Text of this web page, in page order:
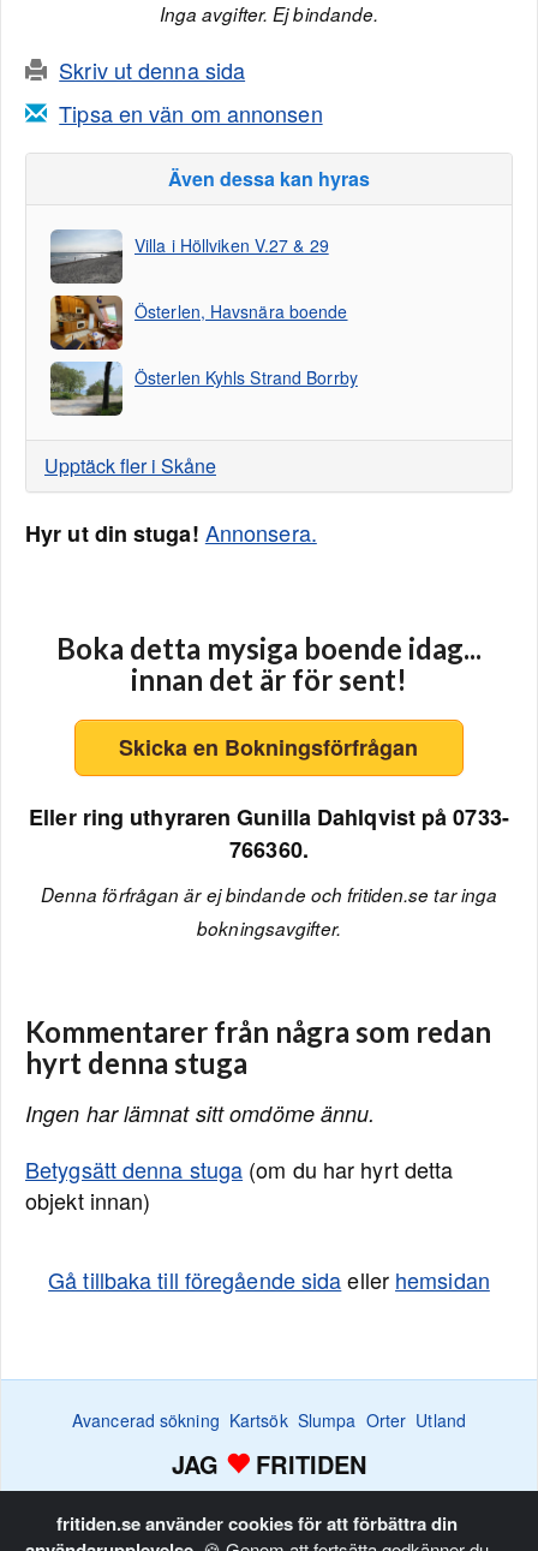
Inga avgifter. Ej bindande.
Skriv ut denna sida
Tipsa en vän om annonsen
Även dessa kan hyras
Villa i Höllviken V.27 & 29
Österlen, Havsnära boende
Österlen Kyhls Strand Borrby
Upptäck fler i Skåne
Hyr ut din stuga! Annonsera.
Boka detta mysiga boende idag...
innan det är för sent!
Skicka en Bokningsförfrågan
Eller ring uthyraren Gunilla Dahlqvist på 0733-
766360.
Denna förfrågan är ej bindande och fritiden.se tar inga
bokningsavgifter.
Kommentarer från några som redan
hyrt denna stuga
Ingen har lämnat sitt omdöme ännu.
Betygsätt denna stuga (om du har hyrt detta
objekt innan)
Gå tillbaka till föregående sidaeller hemsidan
Avancerad sökning Kartsök Slumpa Orter Utland
JAG FRITIDEN
fritiden.se använder cookies för att förbättra din